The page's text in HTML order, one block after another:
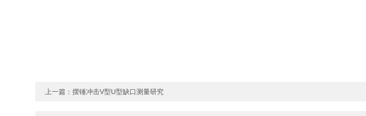
上一篇： 摆锤冲击V型U型缺口测量研究